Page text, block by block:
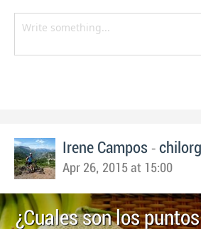
Irene Campos - chilorg
Apr 26, 2015 at 15:00
¿Cuales son los